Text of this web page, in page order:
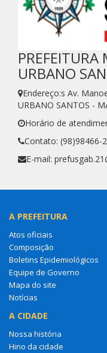
PREFEITURA
URBANO
Endereço:s Av.
URBANO SANTOS -
Horário de
Contato: (98)98466-
E-mail:
A PREFEITURA
Atos oficiais
Composição
Boletins Epidemiológicos
Equipe de Governo
Mapa do site
Notícias
A CIDADE
Nossa história
Hino da cidade